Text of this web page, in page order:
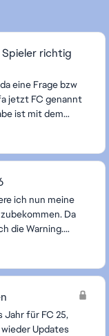
richtig
es ...
ich nun meine
Da
die Warning.
zu überprüf...
Updates